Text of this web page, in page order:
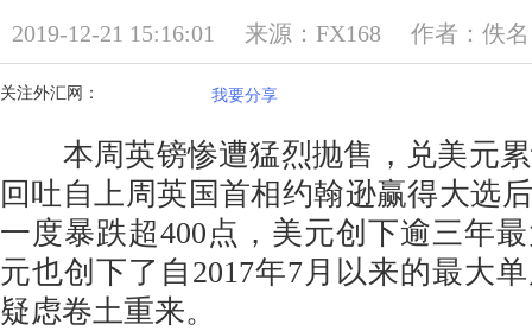
2019-12-21 15:16:01 来源：FX168 作者：佚名
关注外汇网： 我要分享
本周英镑惨遭猛烈抛售，兑美元累
回吐自上周英国首相约翰逊赢得大选
一度暴跌超400点，美元创下逾三年
元也创下了自2017年7月以来的最大
疑虑卷土重来。